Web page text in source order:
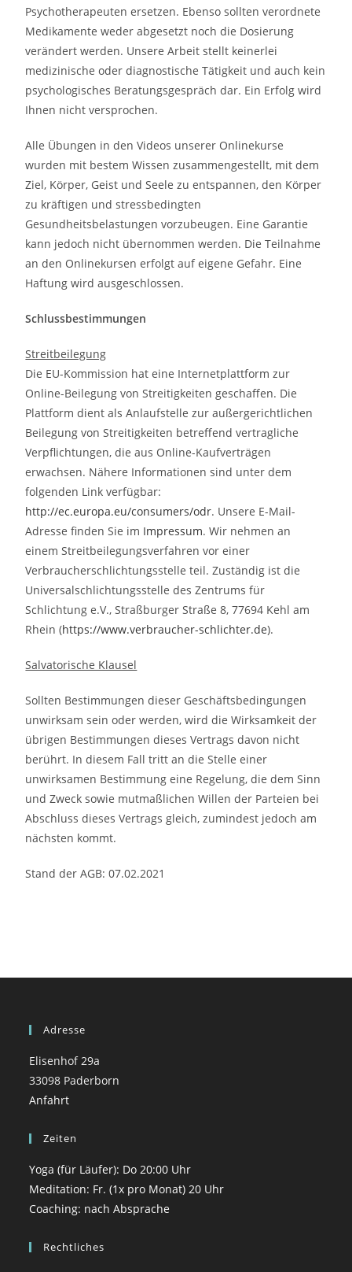
Psychotherapeuten ersetzen. Ebenso sollten verordnete
Medikamente weder abgesetzt noch die Dosierung
verändert werden. Unsere Arbeit stellt keinerlei
medizinische oder diagnostische Tätigkeit und auch kein
psychologisches Beratungsgespräch dar. Ein Erfolg wird
Ihnen nicht versprochen.
Alle Übungen in den Videos unserer Onlinekurse
wurden mit bestem Wissen zusammengestellt, mit dem
Ziel, Körper, Geist und Seele zu entspannen, den Körper
zu kräftigen und stressbedingten
Gesundheitsbelastungen vorzubeugen. Eine Garantie
kann jedoch nicht übernommen werden. Die Teilnahme
an den Onlinekursen erfolgt auf eigene Gefahr. Eine
Haftung wird ausgeschlossen.
Schlussbestimmungen
Streitbeilegung
Die EU-Kommission hat eine Internetplattform zur
Online-Beilegung von Streitigkeiten geschaffen. Die
Plattform dient als Anlaufstelle zur außergerichtlichen
Beilegung von Streitigkeiten betreffend vertragliche
Verpflichtungen, die aus Online-Kaufverträgen
erwachsen. Nähere Informationen sind unter dem
folgenden Link verfügbar:
http://ec.europa.eu/consumers/odr. Unsere E-Mail-
Adresse finden Sie im Impressum. Wir nehmen an
einem Streitbeilegungsverfahren vor einer
Verbraucherschlichtungsstelle teil. Zuständig ist die
Universalschlichtungsstelle des Zentrums für
Schlichtung e.V., Straßburger Straße 8, 77694 Kehl am
Rhein (https://www.verbraucher-schlichter.de).
Salvatorische Klausel
Sollten Bestimmungen dieser Geschäftsbedingungen
unwirksam sein oder werden, wird die Wirksamkeit der
übrigen Bestimmungen dieses Vertrags davon nicht
berührt. In diesem Fall tritt an die Stelle einer
unwirksamen Bestimmung eine Regelung, die dem Sinn
und Zweck sowie mutmaßlichen Willen der Parteien bei
Abschluss dieses Vertrags gleich, zumindest jedoch am
nächsten kommt.
Stand der AGB: 07.02.2021
Adresse
Elisenhof 29a
33098 Paderborn
Anfahrt
Zeiten
Yoga (für Läufer): Do 20:00 Uhr
Meditation: Fr. (1x pro Monat) 20 Uhr
Coaching: nach Absprache
Rechtliches